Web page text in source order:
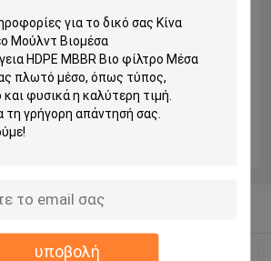
υποβολή
βιομηχανικών MBBR εξαρτάται
από την κατανόηση των
των λυμάτων ̇ στη συνέχεια
δομή των μέσων και τις
λειτουργίας.
#βιομηχανικά λυμάδια
#επεξεργασία νερού
μηχανική